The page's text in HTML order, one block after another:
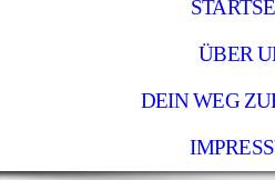
ÜBER
DEIN WEG